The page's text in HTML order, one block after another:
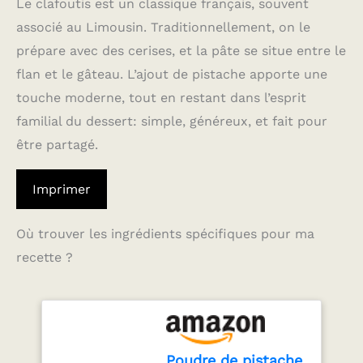
Le clafoutis est un classique français, souvent
associé au Limousin. Traditionnellement, on le
prépare avec des cerises, et la pâte se situe entre le
flan et le gâteau. L’ajout de pistache apporte une
touche moderne, tout en restant dans l’esprit
familial du dessert: simple, généreux, et fait pour
être partagé.
Imprimer
Où trouver les ingrédients spécifiques pour ma
recette ?